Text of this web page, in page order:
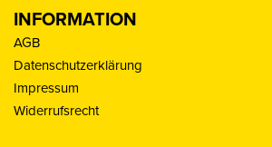
INFORMATION
AGB
Datenschutzerklärung
Impressum
Widerrufsrecht